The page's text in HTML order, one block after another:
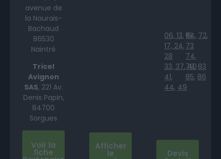
avenue de
la Naurais-
Bachaud
86530
Naintré
Tricel
Avignon
SAS, 221 Av.
Denis Papin,
84700
Sorgues
Voir la
fiche
Afficher
le
06, 13, 16
17, 24,
28
33, 37,40
41,
44, 49
64, 72,
73
74,
79, 83
85, 86
Devis